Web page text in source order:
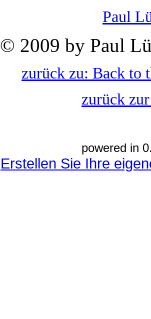
Paul
© 2009 by Paul
zurück zu: Back to
zurück
powered in
Erstellen Sie Ihre